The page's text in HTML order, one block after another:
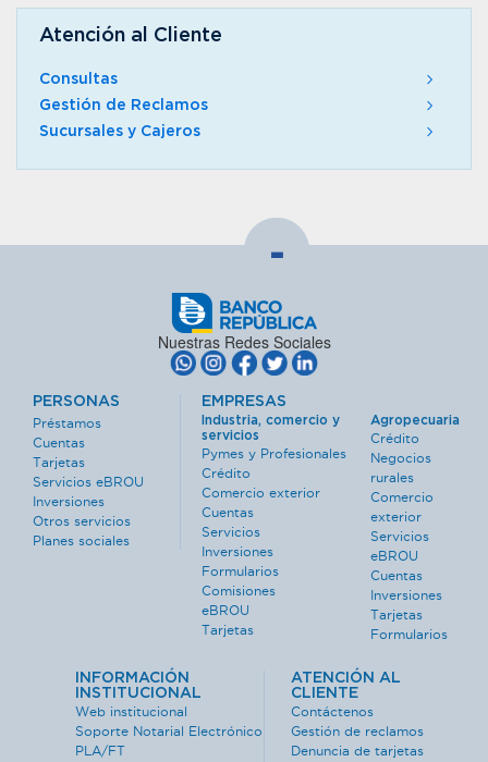
Atención al Cliente
Consultas
Gestión de Reclamos
Sucursales y Cajeros
-
Nuestras Redes Sociales
PERSONAS
Préstamos
Cuentas
Tarjetas
Servicios eBROU
Inversiones
Otros servicios
Planes sociales
EMPRESAS
Industria, comercio y
servicios
Pymes y Profesionales
Crédito
Comercio exterior
Cuentas
Servicios
Inversiones
Formularios
Comisiones
eBROU
Tarjetas
Agropecuaria
Crédito
Negocios
rurales
Comercio
exterior
Servicios
eBROU
Cuentas
Inversiones
Tarjetas
Formularios
INFORMACIÓN
INSTITUCIONAL
Web institucional
Soporte Notarial Electrónico
PLA/FT
ATENCIÓN AL
CLIENTE
Contáctenos
Gestión de reclamos
Denuncia de tarjetas